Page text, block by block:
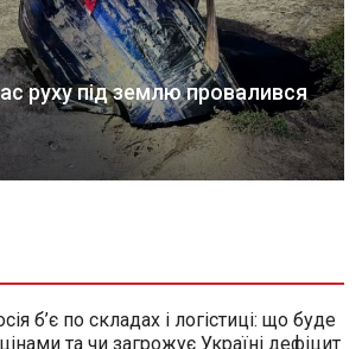
руху під землю провалився
б’є по складах і логістиці: що буде
та чи загрожує Україні дефіцит